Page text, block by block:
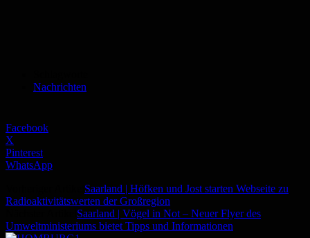
Nachrichten
Facebook
X
Pinterest
WhatsApp
Saarland | Höfken und Jost starten Webseite zu
Radioaktivitätswerten der Großregion
Saarland | Vögel in Not – Neuer Flyer des
Umweltministeriums bietet Tipps und Informationen